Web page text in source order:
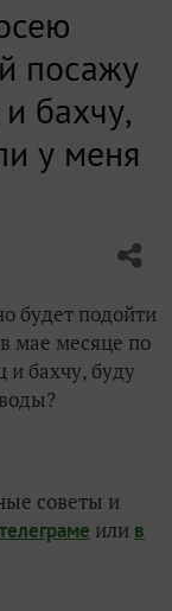
посажу
бахчу,
у меня
будет подойти
мае месяце по
бахчу, буду
советы и
или в